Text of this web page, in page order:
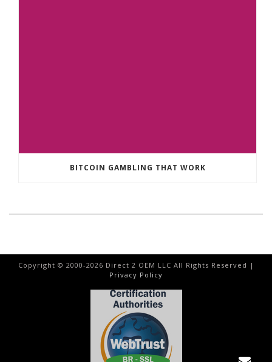
BITCOIN GAMBLING THAT WORK
Copyright © 2000-2026 Direct 2 OEM LLC All Rights Reserved |
Privacy Policy